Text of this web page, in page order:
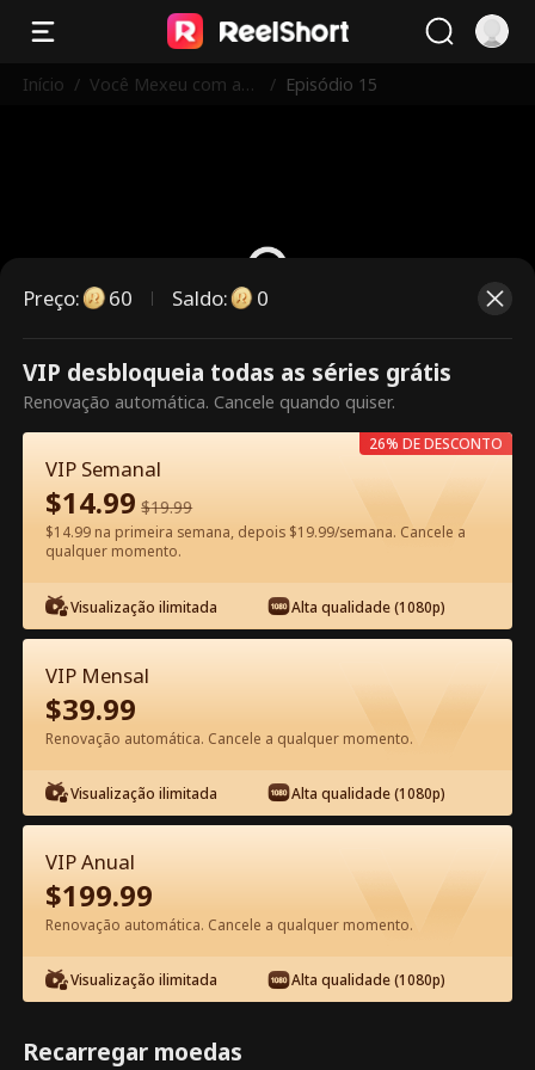
Início / Você Mexeu com as I
/ Episódio 15
Este episódio é pago. Desbloqueie
para assistir.
60
Episódio 15 - Você Mexeu com as
Irmãs Erradas Filme completo
1-50 51-61 Todos os episódios
15 16 18 19
Preço: 60 Saldo: 0
VIP desbloqueia todas as séries grátis
Renovação automática. Cancele quando quiser.
VIP Semanal
$14.99 $19.99
$14.99 na primeira semana, depois $19.99/semana. Cancele a
qualquer momento.
Visualização ilimitada Alta qualidade (1080p)
26% DE DESCONTO
VIP Mensal
$39.99
Renovação automática. Cancele a qualquer momento.
Visualização ilimitada Alta qualidade (1080p)
VIP Anual
$199.99
Renovação automática. Cancele a qualquer momento.
Visualização ilimitada Alta qualidade (1080p)
Recarregar moedas